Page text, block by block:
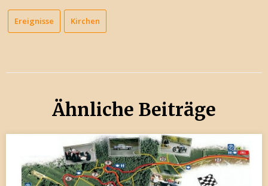
Ereignisse Kirchen
Ähnliche Beiträge